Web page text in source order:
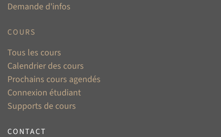
Demande d'infos
COURS
Tous les cours
Calendrier des cours
Prochains cours agendés
Connexion étudiant
Supports de cours
CONTACT